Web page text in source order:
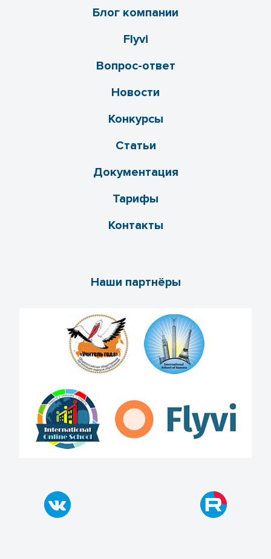
Блог компании
Flyvi
Вопрос-ответ
Новости
Конкурсы
Статьи
Документация
Тарифы
Контакты
Наши партнёры